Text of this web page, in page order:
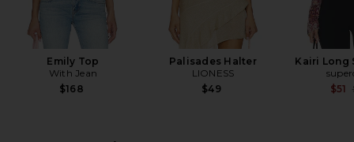
Emily Top
With Jean
$168
Palisades Halter
LIONESS
$49
Kairi Long
$51